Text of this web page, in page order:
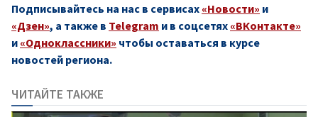
Подписывайтесь на нас в сервисах «Новости» и
«Дзен», а также в Telegram и в соцсетях «ВКонтакте»
и «Одноклассники» чтобы оставаться в курсе
новостей региона.
ЧИТАЙТЕ ТАКЖЕ